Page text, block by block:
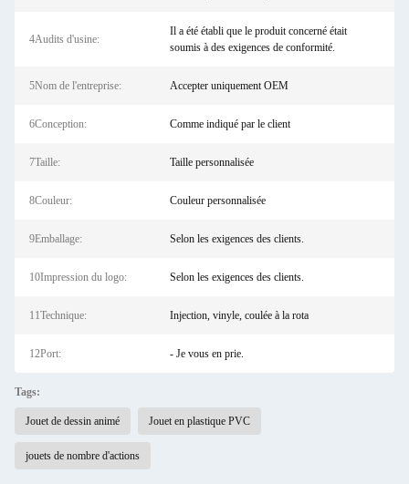
4Audits d'usine:
Il a été établi que le produit concerné était
soumis à des exigences de conformité.
5Nom de l'entreprise: Accepter uniquement OEM
6Conception: Comme indiqué par le client
7Taille: Taille personnalisée
8Couleur: Couleur personnalisée
9Emballage: Selon les exigences des clients.
10Impression du logo: Selon les exigences des clients.
11Technique: Injection, vinyle, coulée à la rota
12Port: - Je vous en prie.
Tags:
Jouet de dessin animé Jouet en plastique PVC
jouets de nombre d'actions